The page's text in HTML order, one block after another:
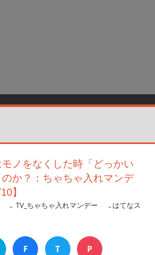
ノをなくした時「どっかい
か？：ちゃちゃ入れマンデ
】
nanigoto
TV_ちゃちゃ入れマンデー
はてなス
F T P